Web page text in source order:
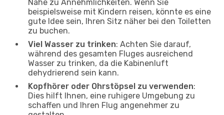
Nähe zu Annehmlichkeiten. Wenn Sie
beispielsweise mit Kindern reisen, könnte es eine
gute Idee sein, Ihren Sitz näher bei den Toiletten
zu buchen.
Viel Wasser zu trinken: Achten Sie darauf,
während des gesamten Fluges ausreichend
Wasser zu trinken, da die Kabinenluft
dehydrierend sein kann.
Kopfhörer oder Ohrstöpsel zu verwenden:
Dies hilft Ihnen, eine ruhigere Umgebung zu
schaffen und Ihren Flug angenehmer zu